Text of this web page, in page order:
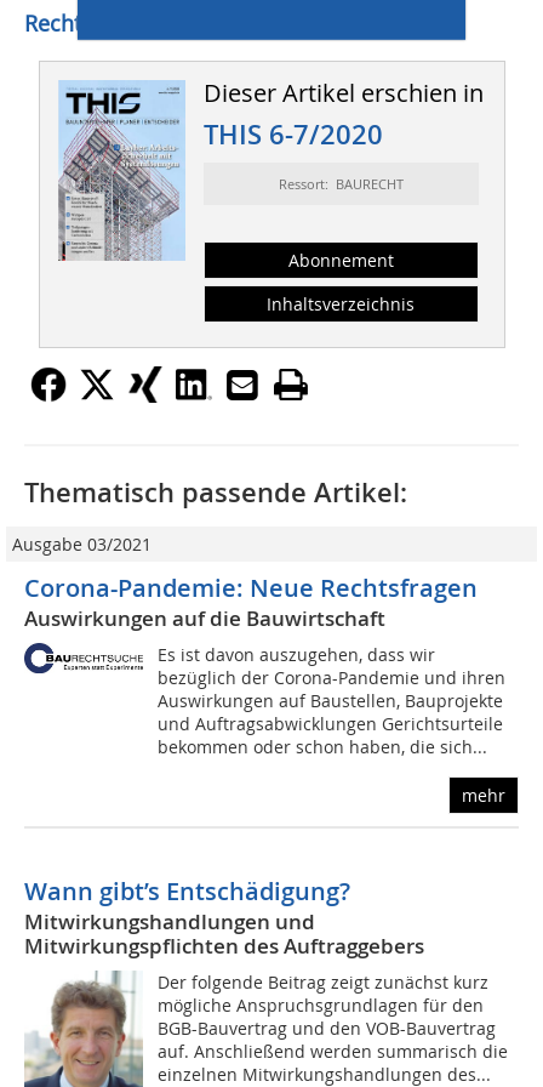
Rechtsanwalt Dr. Olaf Hofmann
Dieser Artikel erschien in
THIS 6-7/2020
Ressort: BAURECHT
Abonnement
Inhaltsverzeichnis
Thematisch passende Artikel:
Ausgabe 03/2021
Corona-Pandemie: Neue Rechtsfragen
Auswirkungen auf die Bauwirtschaft
Es ist davon auszugehen, dass wir
bezüglich der Corona-Pandemie und ihren
Auswirkungen auf Baustellen, Bauprojekte
und Auftragsabwicklungen Gerichtsurteile
bekommen oder schon haben, die sich...
mehr
Wann gibt’s Entschädigung?
Mitwirkungshandlungen und
Mitwirkungspflichten des Auftraggebers
Der folgende Beitrag zeigt zunächst kurz
mögliche Anspruchsgrundlagen für den
BGB-Bauvertrag und den VOB-Bauvertrag
auf. Anschließend werden summarisch die
einzelnen Mitwirkungshandlungen des...